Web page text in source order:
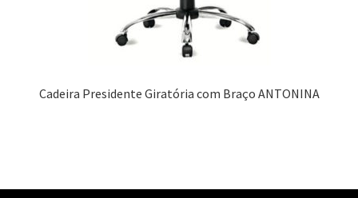
Cadeira Presidente Giratória com Braço ANTONINA